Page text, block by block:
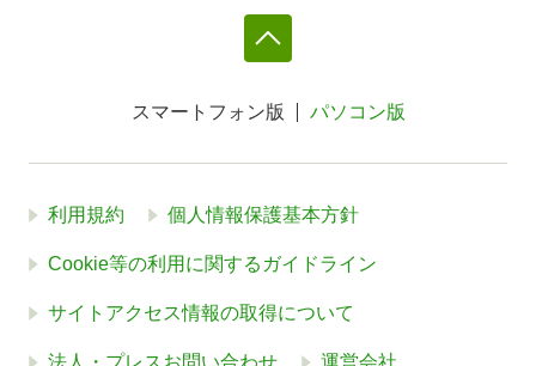
スマートフォン版 パソコン版
利用規約 個人情報保護基本方針
Cookie等の利用に関するガイドライン
サイトアクセス情報の取得について
法人・プレスお問い合わせ 運営会社